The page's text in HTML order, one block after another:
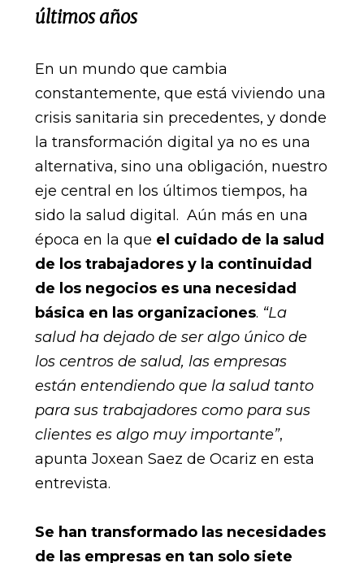
últimos años
En un mundo que cambia
constantemente, que está viviendo una
crisis sanitaria sin precedentes, y donde
la transformación digital ya no es una
alternativa, sino una obligación, nuestro
eje central en los últimos tiempos, ha
sido la salud digital. Aún más en una
época en la que el cuidado de la salud
de los trabajadores y la continuidad
de los negocios es una necesidad
básica en las organizaciones. “La
salud ha dejado de ser algo único de
los centros de salud, las empresas
están entendiendo que la salud tanto
para sus trabajadores como para sus
clientes es algo muy importante”,
apunta Joxean Saez de Ocariz en esta
entrevista.
Se han transformado las necesidades
de las empresas en tan solo siete